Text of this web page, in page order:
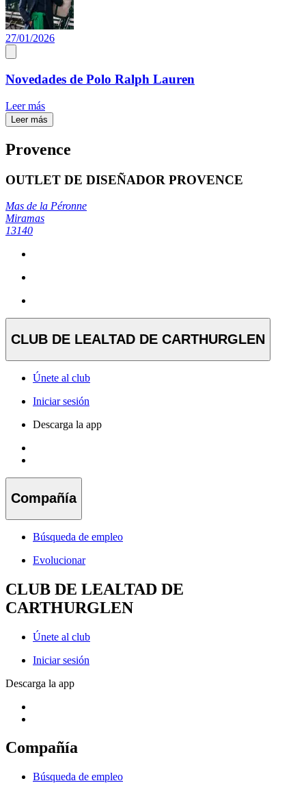
27/01/2026
Novedades de Polo Ralph Lauren
Leer más
Leer más
Provence
OUTLET DE DISEÑADOR PROVENCE
Mas de la Péronne
Miramas
13140
CLUB DE LEALTAD DE CARTHURGLEN
Únete al club
Iniciar sesión
Descarga la app
Compañía
Búsqueda de empleo
Evolucionar
CLUB DE LEALTAD DE
CARTHURGLEN
Únete al club
Iniciar sesión
Descarga la app
Compañía
Búsqueda de empleo